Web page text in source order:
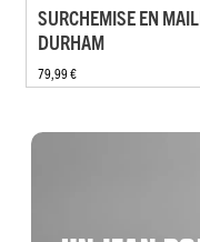
SURCHEMISE EN
DURHAM
79,99 €